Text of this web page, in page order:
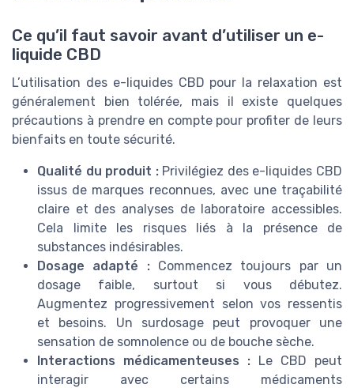
Ce qu’il faut savoir avant d’utiliser un e-
liquide CBD
L’utilisation des e-liquides CBD pour la relaxation est
généralement bien tolérée, mais il existe quelques
précautions à prendre en compte pour profiter de leurs
bienfaits en toute sécurité.
Qualité du produit :Privilégiez des e-liquides CBD
issus de marques reconnues, avec une traçabilité
claire et des analyses de laboratoire accessibles.
Cela limite les risques liés à la présence de
substances indésirables.
Dosage adapté :Commencez toujours par un
dosage faible, surtout si vous débutez.
Augmentez progressivement selon vos ressentis
et besoins. Un surdosage peut provoquer une
sensation de somnolence ou de bouche sèche.
Interactions médicamenteuses : Le CBD peut
interagir avec certains médicaments